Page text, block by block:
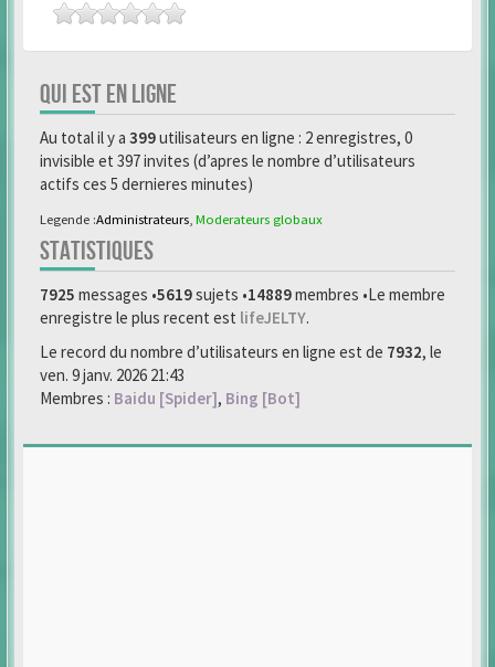
QUI EST EN LIGNE
Au total il y a 399utilisateurs en ligne : 2 enregistres, 0
invisible et 397 invites (d’apres le nombre d’utilisateurs
actifs ces 5 dernieres minutes)
Legende :Administrateurs Moderateurs globaux
STATISTIQUES
7925 messages •5619sujets •14889membres •Le membre
enregistre le plus recent est lifeJELTY.
Le record du nombre d’utilisateurs en ligne est de 7932, le
ven. 9 janv. 2026 21:43
Membres : Baidu [Spider], Bing [Bot]